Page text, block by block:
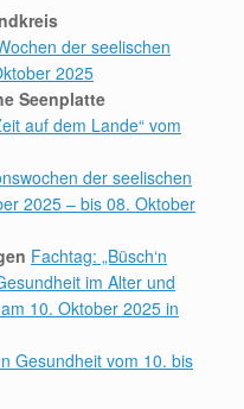
der seelischen
2025
Seenplatte
auf dem Lande“ vom
der seelischen
2025 – bis 08. Oktober
Fachtag: „Büsch‘n
im Alter und
10. Oktober 2025 in
Gesundheit vom 10. bis